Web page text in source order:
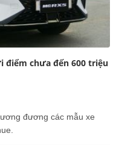
điểm chưa đến 600 triệu
đương các mẫu xe